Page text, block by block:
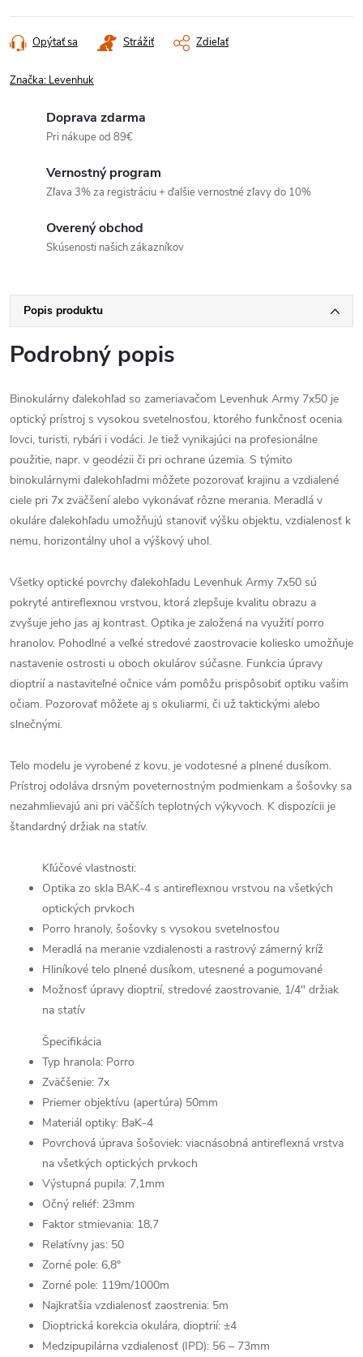
Opýtať sa Strážiť Zdieľať
Značka: Levenhuk
Doprava zdarma
Pri nákupe od 89€
Vernostný program
Zľava 3% za registráciu + ďalšie vernostné zľavy do 10%
Overený obchod
Skúsenosti našich zákazníkov
Popis produktu
Podrobný popis
Binokulárny ďalekohľad so zameriavačom Levenhuk Army 7x50 je
optický prístroj s vysokou svetelnosťou, ktorého funkčnosť ocenia
lovci, turisti, rybári i vodáci. Je tiež vynikajúci na profesionálne
použitie, napr. v geodézii či pri ochrane územia. S týmito
binokulárnymi ďalekohľadmi môžete pozorovať krajinu a vzdialené
ciele pri 7x zväčšení alebo vykonávať rôzne merania. Meradlá v
okuláre ďalekohľadu umožňujú stanoviť výšku objektu, vzdialenosť k
nemu, horizontálny uhol a výškový uhol.
Všetky optické povrchy ďalekohľadu Levenhuk Army 7x50 sú
pokryté antireflexnou vrstvou, ktorá zlepšuje kvalitu obrazu a
zvyšuje jeho jas aj kontrast. Optika je založená na využití porro
hranolov. Pohodlné a veľké stredové zaostrovacie koliesko umožňuje
nastavenie ostrosti u oboch okulárov súčasne. Funkcia úpravy
dioptrií a nastaviteľné očnice vám pomôžu prispôsobiť optiku vašim
očiam. Pozorovať môžete aj s okuliarmi, či už taktickými alebo
slnečnými.
Telo modelu je vyrobené z kovu, je vodotesné a plnené dusíkom.
Prístroj odoláva drsným poveternostným podmienkam a šošovky sa
nezahmlievajú ani pri väčších teplotných výkyvoch. K dispozícii je
štandardný držiak na statív.
Kľúčové vlastnosti:
Optika zo skla BAK-4 s antireflexnou vrstvou na všetkých
optických prvkoch
Porro hranoly, šošovky s vysokou svetelnosťou
Meradlá na meranie vzdialenosti a rastrový zámerný kríž
Hliníkové telo plnené dusíkom, utesnené a pogumované
Možnosť úpravy dioptrií, stredové zaostrovanie, 1/4" držiak
na statív
Špecifikácia
Typ hranola: Porro
Zväčšenie: 7x
Priemer objektívu (apertúra) 50mm
Materiál optiky: BaK-4
Povrchová úprava šošoviek: viacnásobná antireflexná vrstva
na všetkých optických prvkoch
Výstupná pupila: 7,1mm
Očný reliéf: 23mm
Faktor stmievania: 18,7
Relatívny jas: 50
Zorné pole: 6,8°
Zorné pole: 119m/1000m
Najkratšia vzdialenosť zaostrenia: 5m
Dioptrická korekcia okulára, dioptrií: ±4
Medzipupilárna vzdialenosť (IPD): 56 – 73mm